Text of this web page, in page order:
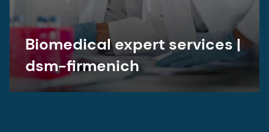
Biomedical expert services |
dsm-firmenich